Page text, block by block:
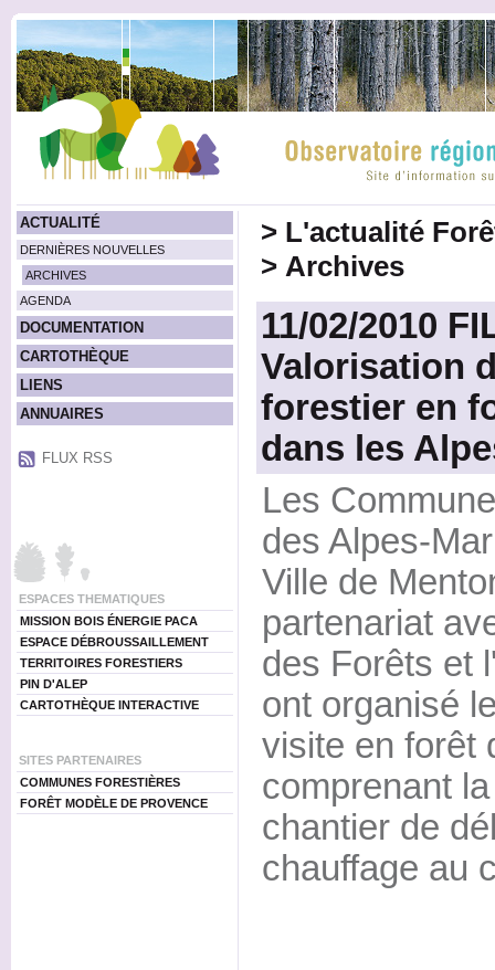
ACTUALITÉ
DERNIÈRES NOUVELLES
ARCHIVES
AGENDA
DOCUMENTATION
CARTOTHÈQUE
LIENS
ANNUAIRES
FLUX RSS
ESPACES THEMATIQUES
MISSION BOIS ÉNERGIE PACA
ESPACE DÉBROUSSAILLEMENT
TERRITOIRES FORESTIERS
PIN D'ALEP
CARTOTHÈQUE INTERACTIVE
SITES PARTENAIRES
COMMUNES FORESTIÈRES
FORÊT MODÈLE DE PROVENCE
> L'actualité
> Archives
11/02/2010
Valorisation
forestier en
dans les
Les
des Alpes-
Ville de
partenariat
des Forêts et
ont organisé
visite en forêt
comprenant
chantier de
chauffage au